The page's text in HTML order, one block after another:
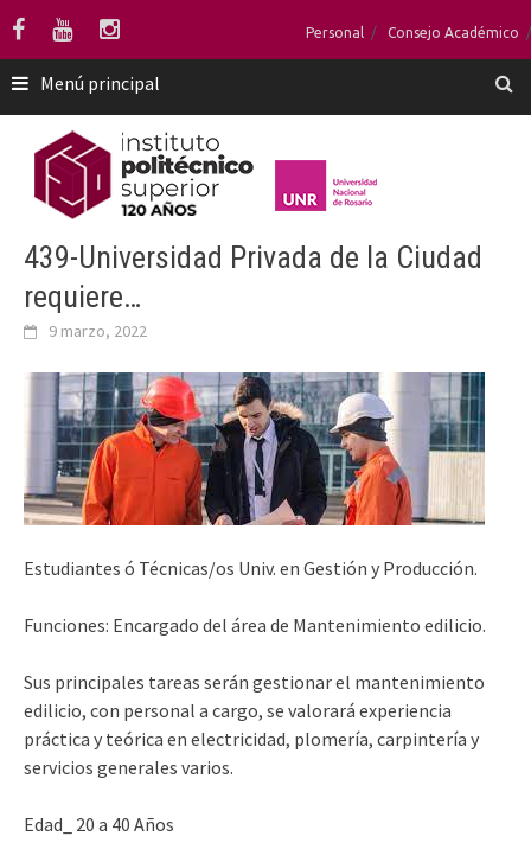
Saltar
contenido
Personal Consejo Académico
Menú principal
439-Universidad Privada de la Ciudad
requiere…
9 marzo, 2022
Estudiantes ó Técnicas/os Univ. en Gestión y Producción.
Funciones: Encargado del área de Mantenimiento edilicio.
Sus principales tareas serán gestionar el mantenimiento
edilicio, con personal a cargo, se valorará experiencia
práctica y teórica en electricidad, plomería, carpintería y
servicios generales varios.
Edad_ 20 a 40 Años